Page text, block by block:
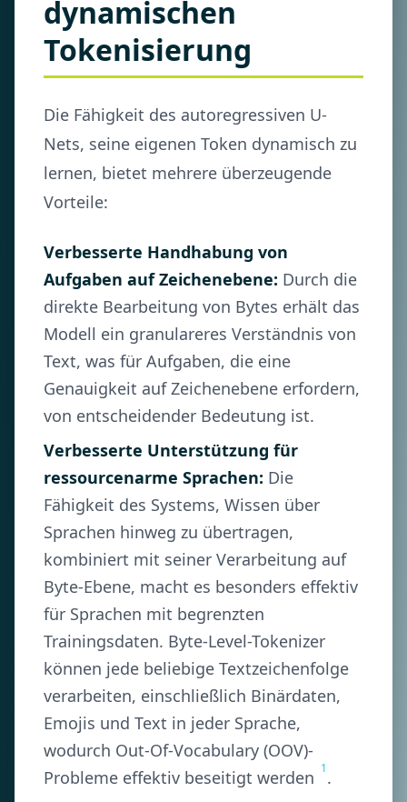
dynamischen
Tokenisierung
Die Fähigkeit des autoregressiven U-
Nets, seine eigenen Token dynamisch zu
lernen, bietet mehrere überzeugende
Vorteile:
Verbesserte Handhabung von
Aufgaben auf Zeichenebene: Durch die
direkte Bearbeitung von Bytes erhält das
Modell ein granulareres Verständnis von
Text, was für Aufgaben, die eine
Genauigkeit auf Zeichenebene erfordern,
von entscheidender Bedeutung ist.
Verbesserte Unterstützung für
ressourcenarme Sprachen: Die
Fähigkeit des Systems, Wissen über
Sprachen hinweg zu übertragen,
kombiniert mit seiner Verarbeitung auf
Byte-Ebene, macht es besonders effektiv
für Sprachen mit begrenzten
Trainingsdaten. Byte-Level-Tokenizer
können jede beliebige Textzeichenfolge
verarbeiten, einschließlich Binärdaten,
Emojis und Text in jeder Sprache,
wodurch Out-Of-Vocabulary (OOV)-
Probleme effektiv beseitigt werden 1.